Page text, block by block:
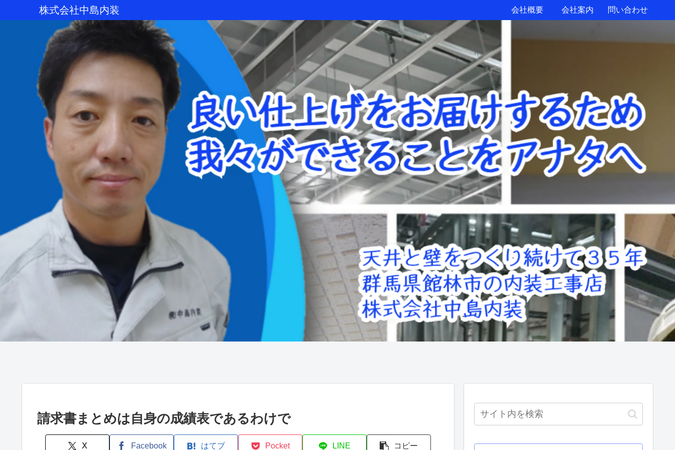
株式会社中島内装 会社概要 会社案内 問い合わせ
請求書まとめは自身の成績表であるわけで
X Facebook はてブ Pocket LINE コピー